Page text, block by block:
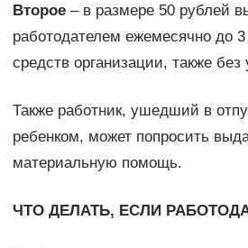
Второе– в размере 50 рублей
работодателем ежемесячно до 3
средств организации, также без
Также работник, ушедший в
ребенком, может попросить
материальную помощь.
ЧТО ДЕЛАТЬ, ЕСЛИ